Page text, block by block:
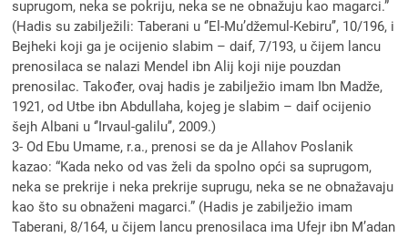
suprugom, neka se pokriju, neka se ne obnažuju kao magarci.”
(Hadis su zabilježili: Taberani u ‘’El-Mu’džemul-Kebiru’’, 10/196, i
Bejheki koji ga je ocijenio slabim – daif, 7/193, u čijem lancu
prenosilaca se nalazi Mendel ibn Alij koji nije pouzdan
prenosilac. Također, ovaj hadis je zabilježio imam Ibn Madže,
1921, od Utbe ibn Abdullaha, kojeg je slabim – daif ocijenio
šejh Albani u ‘’Irvaul-galilu’’, 2009.)
3- Od Ebu Umame, r.a., prenosi se da je Allahov Poslanik
kazao: “Kada neko od vas želi da spolno opći sa suprugom,
neka se prekrije i neka prekrije suprugu, neka se ne obnažavaju
kao što su obnaženi magarci.” (Hadis je zabilježio imam
Taberani, 8/164, u čijem lancu prenosilaca ima Ufejr ibn M’adan